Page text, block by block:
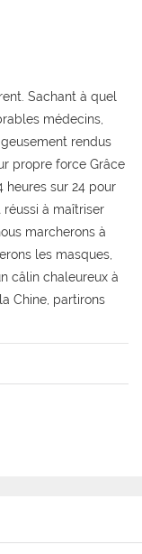
Sachant à quel
médecins,
rendus
propre force Grâce
heures sur 24 pour
à maîtriser
marcherons à
les masques,
câlin chaleureux à
Chine, partirons